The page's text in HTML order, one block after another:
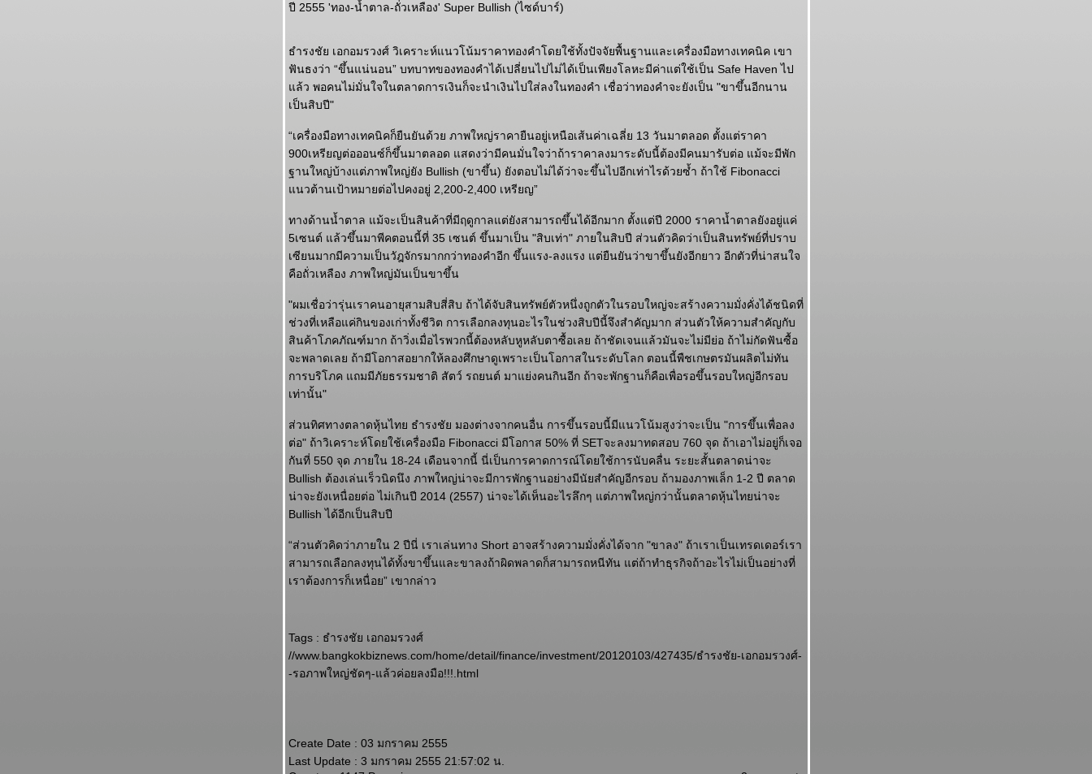
ปี 2555 'ทอง-น้ำตาล-ถั่วเหลือง' Super Bullish (ไซด์บาร์)
ธำรงชัย เอกอมรวงศ์ วิเคราะห์แนวโน้มราคาทองคำโดยใช้ทั้งปัจจัยพื้นฐานและเครื่องมือทางเทคนิค เขา
ฟันธงว่า “ขึ้นแน่นอน” บทบาทของทองคำได้เปลี่ยนไปไม่ได้เป็นเพียงโลหะมีค่าแต่ใช้เป็น Safe Haven ไป
ล้ว พอคนไม่มั่นใจในตลาดการเงินก็จะนำเงินไปใส่ลงในทองคำ เชื่อว่าทองคำจะยังเป็น "ขาขึ้นอีกนาน
เป็นสิบปี"
“เครื่องมือทางเทคนิคก็ยืนยันด้วย ภาพใหญ่ราคายืนอยู่เหนือเส้นค่าเฉลี่ย 13 วันมาตลอด ตั้งแต่ราคา
900เหรียญต่อออนซ์ก็ขึ้นมาตลอด แสดงว่ามีคนมั่นใจว่าถ้าราคาลงมาระดับนี้ต้องมีคนมารับต่อ แม้จะมีพัก
ฐานใหญ่บ้างแต่ภาพใหญ่ยัง Bullish (ขาขึ้น) ยังตอบไม่ได้ว่าจะขึ้นไปอีกเท่าไรด้วยซ้ำ ถ้าใช้ Fibonacci
นวต้านเป้าหมายต่อไปคงอยู่ 2,200-2,400 เหรียญ”
ทางด้านน้ำตาล แม้จะเป็นสินค้าที่มีฤดูกาลแต่ยังสามารถขึ้นได้อีกมาก ตั้งแต่ปี 2000 ราคาน้ำตาลยังอยู่แค่
5เซนต์ แล้วขึ้นมาพีคตอนนี้ที่ 35 เซนต์ ขึ้นมาเป็น "สิบเท่า" ภายในสิบปี ส่วนตัวคิดว่าเป็นสินทรัพย์ที่ปราบ
เซียนมากมีความเป็นวัฎจักรมากกว่าทองคำอีก ขึ้นแรง-ลงแรง แต่ยืนยันว่าขาขึ้นยังอีกยาว อีกตัวที่น่าสนใจ
คือถั่วเหลือง ภาพใหญ่มันเป็นขาขึ้น
"ผมเชื่อว่ารุ่นเราคนอายุสามสิบสี่สิบ ถ้าได้จับสินทรัพย์ตัวหนึ่งถูกตัวในรอบใหญ่จะสร้างความมั่งคั่งได้ชนิดที่
ช่วงที่เหลือแค่กินของเก่าทั้งชีวิต การเลือกลงทุนอะไรในช่วงสิบปีนี้จึงสำคัญมาก ส่วนตัวให้ความสำคัญกับ
สินค้าโภคภัณฑ์มาก ถ้าวิ่งเมื่อไรพวกนี้ต้องหลับหูหลับตาซื้อเลย ถ้าชัดเจนแล้วมันจะไม่มีย่อ ถ้าไม่กัดฟันซื้อ
จะพลาดเลย ถ้ามีโอกาสอยากให้ลองศึกษาดูเพราะเป็นโอกาสในระดับโลก ตอนนี้พืชเกษตรมันผลิตไม่ทัน
การบริโภค แถมมีภัยธรรมชาติ สัตว์ รถยนต์ มาแย่งคนกินอีก ถ้าจะพักฐานก็คือเพื่อรอขึ้นรอบใหญ่อีกรอบ
เท่านั้น"
ส่วนทิศทางตลาดหุ้นไทย ธำรงชัย มองต่างจากคนอื่น การขึ้นรอบนี้มีแนวโน้มสูงว่าจะเป็น "การขึ้นเพื่อลง
ต่อ" ถ้าวิเคราะห์โดยใช้เครื่องมือ Fibonacci มีโอกาส 50% ที่ SETจะลงมาทดสอบ 760 จุด ถ้าเอาไม่อยู่ก็เจอ
กันที่ 550 จุด ภายใน 18-24 เดือนจากนี้ นี่เป็นการคาดการณ์โดยใช้การนับคลื่น ระยะสั้นตลาดน่าจะ
Bullish ต้องเล่นเร็วนิดนึง ภาพใหญ่น่าจะมีการพักฐานอย่างมีนัยสำคัญอีกรอบ ถ้ามองภาพเล็ก 1-2 ปี ตลาด
น่าจะยังเหนื่อยต่อ ไม่เกินปี 2014 (2557) น่าจะได้เห็นอะไรลึกๆ แต่ภาพใหญ่กว่านั้นตลาดหุ้นไทยน่าจะ
Bullish ได้อีกเป็นสิบปี
“ส่วนตัวคิดว่าภายใน 2 ปีนี่ เราเล่นทาง Short อาจสร้างความมั่งคั่งได้จาก "ขาลง" ถ้าเราเป็นเทรดเดอร์เรา
สามารถเลือกลงทุนได้ทั้งขาขึ้นและขาลงถ้าผิดพลาดก็สามารถหนีทัน แต่ถ้าทำธุรกิจถ้าอะไรไม่เป็นอย่างที่
เราต้องการก็เหนื่อย” เขากล่าว
Tags : ธำรงชัย เอกอมรวงศ์
//www.bangkokbiznews.com/home/detail/finance/investment/20120103/427435/ธำรงชัย-เอกอมรวงศ์-
-รอภาพใหญ่ชัดๆ-แล้วค่อยลงมือ!!!.html
Create Date : 03 มกราคม 2555
Last Update : 3 มกราคม 2555 21:57:02 น.